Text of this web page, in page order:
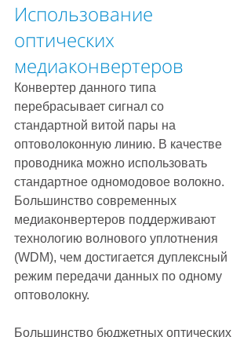
Использование
оптических
медиаконвертеров
Конвертер данного типа
перебрасывает сигнал со
стандартной витой пары на
оптоволоконную линию. В качестве
проводника можно использовать
стандартное одномодовое волокно.
Большинство современных
медиаконвертеров поддерживают
технологию волнового уплотнения
(WDM), чем достигается дуплексный
режим передачи данных по одному
оптоволокну.
Большинство бюджетных оптических